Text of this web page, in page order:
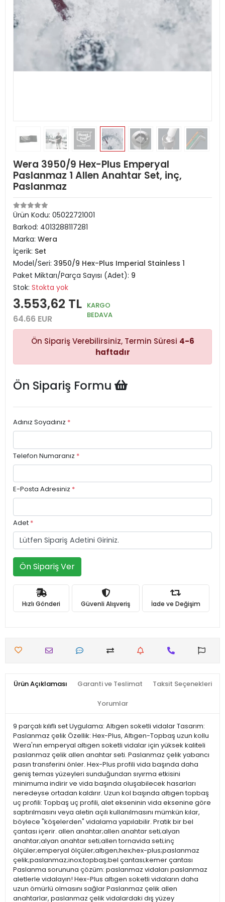
Wera 3950/9 Hex-Plus Emperyal
Paslanmaz 1 Allen Anahtar Set, inç,
Paslanmaz
Ürün Kodu: 05022721001
Barkod: 4013288117281
Marka: Wera
İçerik: Set
Model/Seri: 3950/9 Hex-Plus Imperial Stainless 1
Paket Miktarı/Parça Sayısı (Adet): 9
Stok: Stokta yok
3.553,62 TL
64.66 EUR
KARGO
BEDAVA
Ön Sipariş Verebilirsiniz, Termin Süresi 4-6
haftadır
Ön Sipariş Formu
Adınız Soyadınız *
Telefon Numaranız *
E-Posta Adresiniz *
Adet *
Ön Sipariş Ver
Hızlı Gönderi Güvenli Alışveriş İade ve Değişim
Ürün Açıklaması Garanti ve Teslimat Taksit Seçenekleri
Yorumlar
9 parçalı kılıflı set Uygulama: Altıgen soketli vidalar Tasarım:
Paslanmaz çelik Özellik: Hex-Plus, Altıgen-Topbaş uzun kollu
Wera'nın emperyal altıgen soketli vidalar için yüksek kaliteli
paslanmaz çelik allen anahtar seti. Paslanmaz çelik yabancı
pasın transferini önler. Hex-Plus profili vida başında daha
geniş temas yüzeyleri sunduğundan sıyırma etkisini
minimuma indirir ve vida başında oluşabilecek hasarları
neredeyse ortadan kaldırır. Uzun kol başında altıgen topbaş
uç profili: Topbaş uç profili, alet ekseninin vida eksenine göre
saptırılmasını veya aletin açılı kullanılmasını mümkün kılar,
böylece "köşelerden" vidalama yapılabilir. Pratik bir bel
çantası içerir. allen anahtar;allen anahtar seti;alyan
anahtar;alyan anahtar seti;allen tornavida seti;inç
ölçüler;emperyal ölçüler;altıgen;hex;hex-plus;paslanmaz
çelik;paslanmaz;inox;topbaş;bel çantası;kemer çantası
Paslanma sorununa çözüm: paslanmaz vidaları paslanmaz
aletlerle vidalayın! Hex-Plus altıgen soketli vidaların daha
uzun ömürlü olmasını sağlar Paslanmaz çelik allen
anahtarlar, paslanmaz çelik vidalardaki dış yüzey